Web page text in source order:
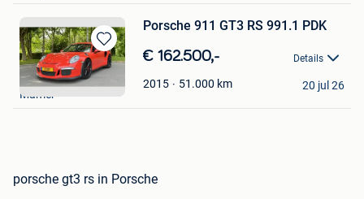
Bewaren
in
Mijn
Porsche 911 GT3 RS 991.1 PDK
€ 162.500,- Details
2015 51.000 km
Doggyvand
Mamer
20 jul 26
porsche gt3 rs in Porsche